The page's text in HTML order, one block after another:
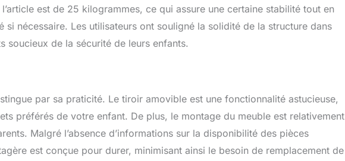
est de 25 kilogrammes, ce qui assure une certaine stabilité tout en
nécessaire. Les utilisateurs ont souligné la solidité de la structure dans
soucieux de la sécurité de leurs enfants.
par sa praticité. Le tiroir amovible est une fonctionnalité astucieuse,
préférés de votre enfant. De plus, le montage du meuble est relativement
Malgré l’absence d’informations sur la disponibilité des pièces
est conçue pour durer, minimisant ainsi le besoin de remplacement de